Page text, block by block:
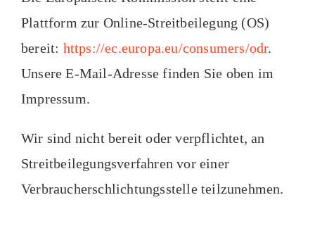
Plattform zur Online-Streitbeilegung (OS)
bereit: https://ec.europa.eu/consumers/odr.
Unsere E-Mail-Adresse finden Sie oben im
Impressum.
Wir sind nicht bereit oder verpflichtet, an
Streitbeilegungsverfahren vor einer
Verbraucherschlichtungsstelle teilzunehmen.